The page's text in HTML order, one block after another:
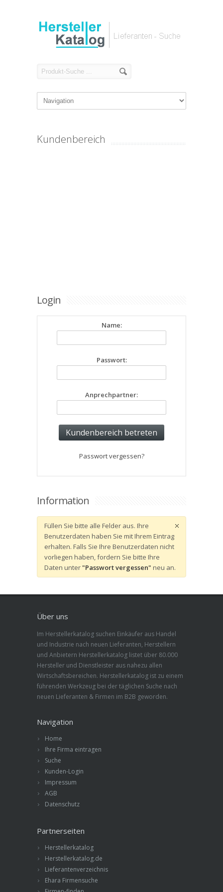
Kundenbereich
Login
Name:
Passwort:
Anprechpartner:
Passwort vergessen?
Information
Füllen Sie bitte alle Felder aus. Ihre
Benutzerdaten haben Sie mit Ihrem Eintrag
erhalten. Falls Sie Ihre Benutzerdaten nicht
vorliegen haben, fordern Sie bitte Ihre
Daten unter"Passwort vergessen" neu an.
Über uns
Im Herstellerkatalog suchen Einkäufer aus Handel
und Industrie nach neuen Lieferanten, Herstellern
und Anbietern Herstellerkatalog listet über 80.000
Hersteller und Dienstleister aus nahezu allen
Wirtschaftsbereichen. Herstellerkatalog ist zu einem
führenden Werkzeug bei der täglichen Suche nach
neuen Lieferanten & Firmen im B2B geworden.
Navigation
Home
Ihre Firma eintragen
Suche
Kunden-Login
Impressum
AGB
Datenschutz
Partnerseiten
Herstellerkatalog
Herstellerkatalog.de
Lieferantenverzeichnis
Ehara Firmensuche